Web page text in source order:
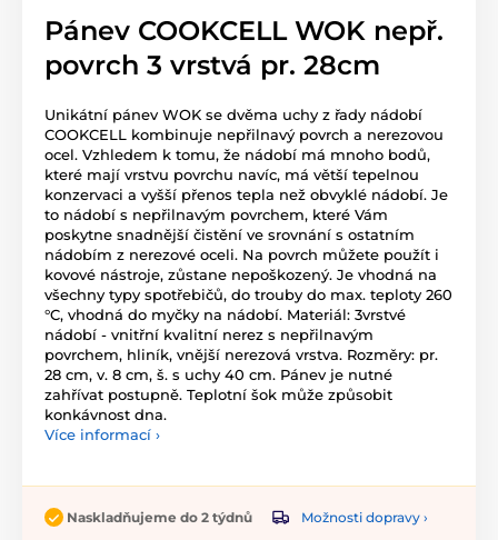
Pánev COOKCELL WOK nepř.
povrch 3 vrstvá pr. 28cm
Unikátní pánev WOK se dvěma uchy z řady nádobí
COOKCELL kombinuje nepřilnavý povrch a nerezovou
ocel. Vzhledem k tomu, že nádobí má mnoho bodů,
které mají vrstvu povrchu navíc, má větší tepelnou
konzervaci a vyšší přenos tepla než obvyklé nádobí. Je
to nádobí s nepřilnavým povrchem, které Vám
poskytne snadnější čistění ve srovnání s ostatním
nádobím z nerezové oceli. Na povrch můžete použít i
kovové nástroje, zůstane nepoškozený. Je vhodná na
všechny typy spotřebičů, do trouby do max. teploty 260
°C, vhodná do myčky na nádobí. Materiál: 3vrstvé
nádobí - vnitřní kvalitní nerez s nepřilnavým
povrchem, hliník, vnější nerezová vrstva. Rozměry: pr.
28 cm, v. 8 cm, š. s uchy 40 cm. Pánev je nutné
zahřívat postupně. Teplotní šok může způsobit
konkávnost dna.
Více informací ›
Naskladňujeme do 2 týdnů
Možnosti dopravy ›